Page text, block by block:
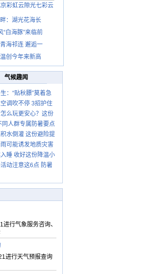
彩虹云隙光七彩云
：湖光花海长
“白海豚”来临前
海祁连 邂逅一
创今年来新高
气候趣闻
：“贴秋膘”莫着急
燥
调吹不停 3招护住
么玩更安心？这份
同人群专属防暑要点
水倒灌 这份避险提
可能诱发地质灾害
知道
睡 收好这份降温小
动注意这6点 防暑
行气象服务咨询、
进行天气预报查询